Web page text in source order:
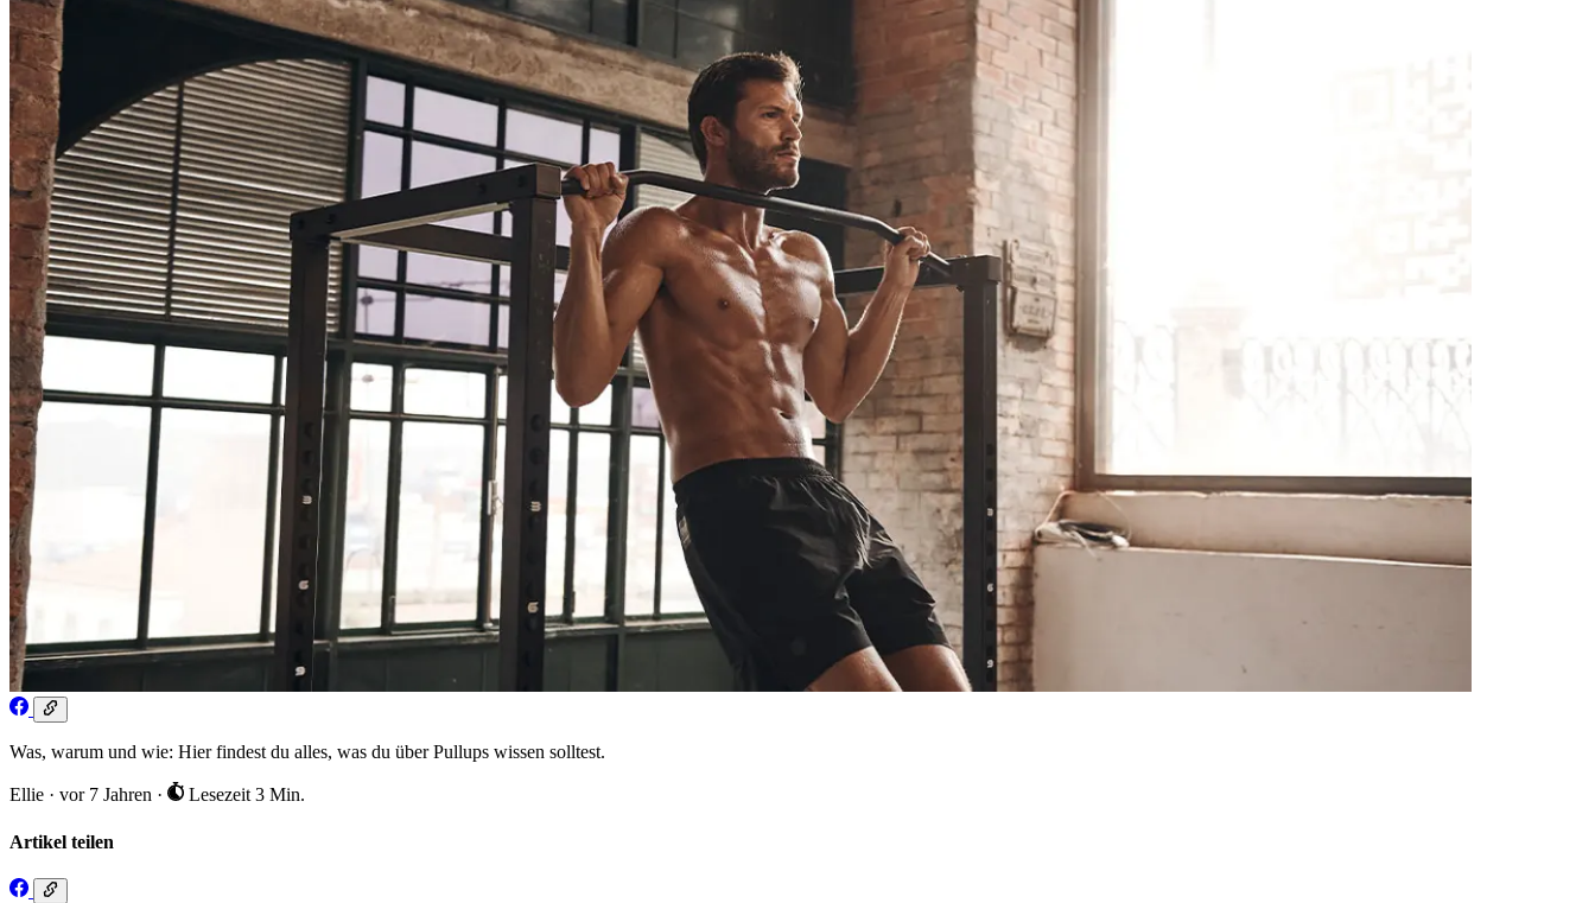
Was, warum und wie: Hier findest du alles, was du über Pullups wissen solltest.
Ellie · vor 7 Jahren · Lesezeit 3 Min.
Artikel teilen